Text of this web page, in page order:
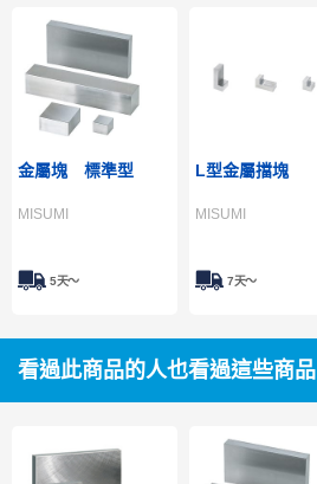
金屬塊 標準型
MISUMI
5天～
L型金屬擋塊
MISUMI
7天～
看過此商品的人也看過這些商品